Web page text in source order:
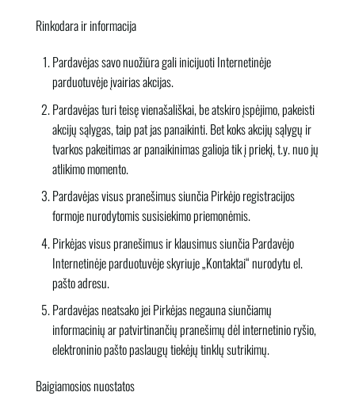
Rinkodara ir informacija
Pardavėjas savo nuožiūra gali inicijuoti Internetinėje
parduotuvėje įvairias akcijas.
Pardavėjas turi teisę vienašališkai, be atskiro įspėjimo, pakeisti
akcijų sąlygas, taip pat jas panaikinti. Bet koks akcijų sąlygų ir
tvarkos pakeitimas ar panaikinimas galioja tik į priekį, t.y. nuo jų
atlikimo momento.
Pardavėjas visus pranešimus siunčia Pirkėjo registracijos
formoje nurodytomis susisiekimo priemonėmis.
Pirkėjas visus pranešimus ir klausimus siunčia Pardavėjo
Internetinėje parduotuvėje skyriuje „Kontaktai“ nurodytu el.
pašto adresu.
Pardavėjas neatsako jei Pirkėjas negauna siunčiamų
informacinių ar patvirtinančių pranešimų dėl internetinio ryšio,
elektroninio pašto paslaugų tiekėjų tinklų sutrikimų.
Baigiamosios nuostatos